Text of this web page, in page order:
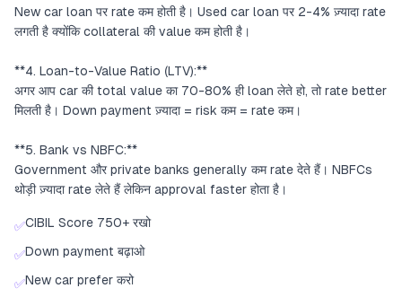
New car loan पर rate कम होती है। Used car loan पर 2-4% ज़्यादा rate
लगती है क्योंकि collateral की value कम होती है।
**4. Loan-to-Value Ratio (LTV):**
अगर आप car की total value का 70-80% ही loan लेते हो, तो rate better
मिलती है। Down payment ज़्यादा = risk कम = rate कम।
**5. Bank vs NBFC:**
Government और private banks generally कम rate देते हैं। NBFCs
थोड़ी ज़्यादा rate लेते हैं लेकिन approval faster होता है।
✅CIBIL Score 750+ रखो
✅Down payment बढ़ाओ
✅New car prefer करो